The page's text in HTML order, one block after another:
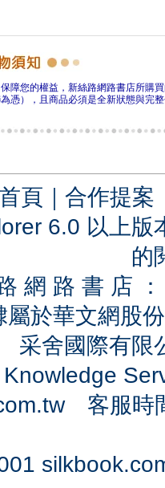
障您的權益，新絲路網路書店所購
憑），且商品必須是全新狀態與完
頁 ｜ 合作提案
6.0 以上
的
網 路 書 店
屬於華文網股
采舍國際有
Knowledge
客服時